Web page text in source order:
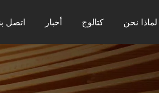
لماذا نحن كتالوج أخبار اتصل